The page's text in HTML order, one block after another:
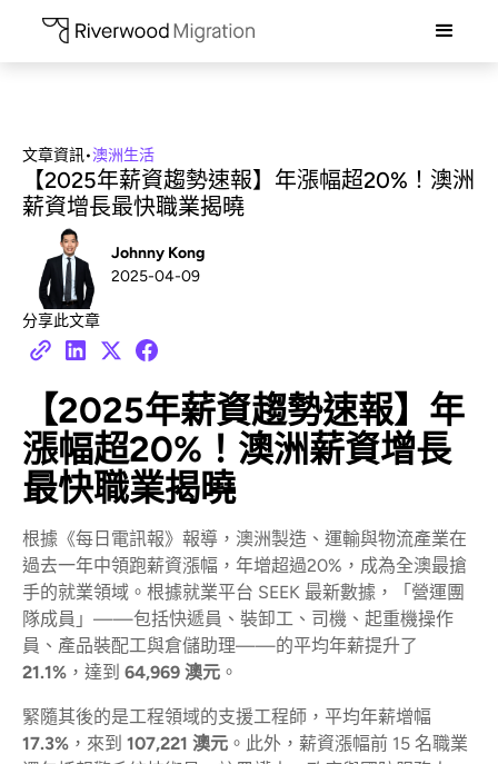
文章資訊•澳洲生活
【2025年薪資趨勢速報】年漲幅超20%！澳洲
薪資增長最快職業揭曉
Johnny Kong
2025-04-09
分享此文章
【2025年薪資趨勢速報】年
漲幅超20%！澳洲薪資增長
最快職業揭曉
根據《每日電訊報》報導，澳洲製造、運輸與物流產業在
過去一年中領跑薪資漲幅，年增超過20%，成為全澳最搶
手的就業領域。根據就業平台 SEEK 最新數據，「營運團
隊成員」——包括快遞員、裝卸工、司機、起重機操作
員、產品裝配工與倉儲助理——的平均年薪提升了
21.1% ，達到 64,969 澳元 。
緊隨其後的是工程領域的支援工程師，平均年薪增幅
17.3% ，來到 107,221 澳元 。此外，薪資漲幅前 15 名職業